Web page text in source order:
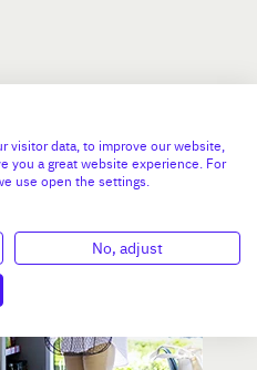
affaires
visitor data, to improve our website,
you a great website experience. For
use open the settings.
No, adjust